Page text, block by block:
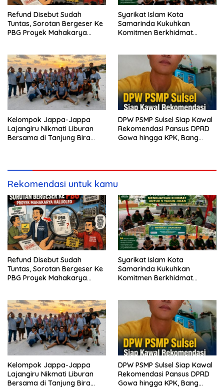
Refund Disebut Sudah
Tuntas, Sorotan Bergeser Ke
PBG Proyek Mahakarya
Syarikat Islam Kota
Samarinda Kukuhkan
Komitmen Berkhidmat
Kelompok Jappa-Jappa
Lajangiru Nikmati Liburan
Bersama di Tanjung Bira
DPW PSMP Sulsel Siap Kawal
Rekomendasi Pansus DPRD
Gowa hingga KPK, Bang
Rekomendasi untuk kamu
Refund Disebut Sudah
Tuntas, Sorotan Bergeser Ke
PBG Proyek Mahakarya
Syarikat Islam Kota
Samarinda Kukuhkan
Komitmen Berkhidmat
Kelompok Jappa-Jappa
Lajangiru Nikmati Liburan
Bersama di Tanjung Bira
DPW PSMP Sulsel Siap Kawal
Rekomendasi Pansus DPRD
Gowa hingga KPK, Bang